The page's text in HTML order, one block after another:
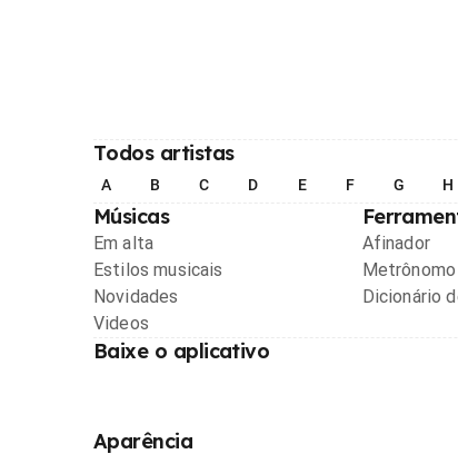
Todos artistas
A B C D E F G H
Músicas
Em alta
Estilos musicais
Novidades
Videos
Afinador
Metrônomo
Dicionário
Baixe o aplicativo
Aparência